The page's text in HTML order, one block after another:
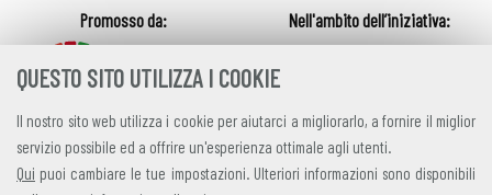
QUESTO SITO UTILIZZA I COOKIE
Il nostro sito web utilizza i cookie per aiutarci a migliorarlo, a fornire il miglior
servizio possibile ed a offrire un'esperienza ottimale agli utenti.
Qui puoi cambiare le tue impostazioni. Ulteriori informazioni sono disponibili